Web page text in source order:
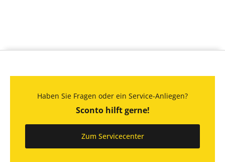
Haben Sie Fragen oder ein Service-Anliegen?
Sconto hilft gerne!
Zum Servicecenter